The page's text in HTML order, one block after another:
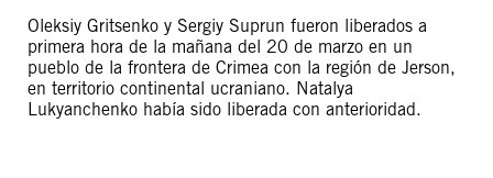
Oleksiy Gritsenko y Sergiy Suprun fueron liberados a
primera hora de la mañana del 20 de marzo en un
pueblo de la frontera de Crimea con la región de Jerson,
en territorio continental ucraniano. Natalya
Lukyanchenko había sido liberada con anterioridad.